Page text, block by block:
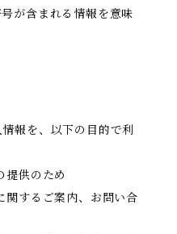
が含まれる情報を意味
報を、以下の目的で利
提供のため
関するご案内、お問い合